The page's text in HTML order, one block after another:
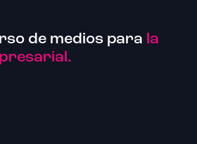
de medios para la